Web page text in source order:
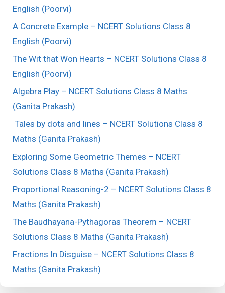
English (Poorvi)
A Concrete Example – NCERT Solutions Class 8
English (Poorvi)
The Wit that Won Hearts – NCERT Solutions Class 8
English (Poorvi)
Algebra Play – NCERT Solutions Class 8 Maths
(Ganita Prakash)
Tales by dots and lines – NCERT Solutions Class 8
Maths (Ganita Prakash)
Exploring Some Geometric Themes – NCERT
Solutions Class 8 Maths (Ganita Prakash)
Proportional Reasoning-2 – NCERT Solutions Class 8
Maths (Ganita Prakash)
The Baudhayana-Pythagoras Theorem – NCERT
Solutions Class 8 Maths (Ganita Prakash)
Fractions In Disguise – NCERT Solutions Class 8
Maths (Ganita Prakash)